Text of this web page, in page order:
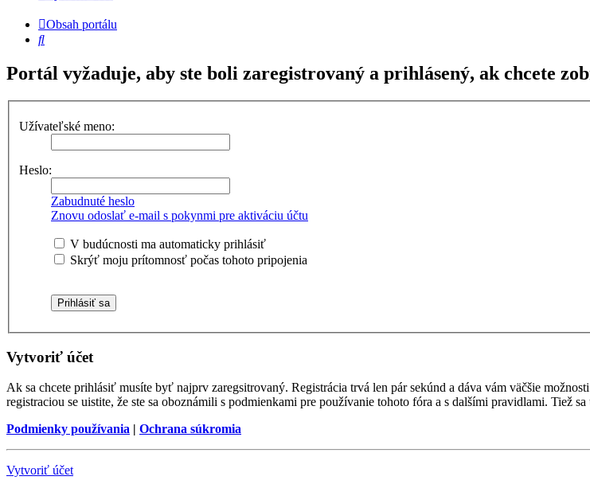
Obsah portálu
Hľadať
Portál vyžaduje, aby ste boli zaregistrovaný a prihlásený, ak chcete
Užívateľské meno:
Heslo:
Zabudnuté heslo
Znovu odoslať e-mail s pokynmi pre aktiváciu účtu
V budúcnosti ma automaticky prihlásiť
Skrýť moju prítomnosť počas tohoto pripojenia
Vytvoriť účet
Ak sa chcete prihlásiť musíte byť najprv zaregsitrovaný. Registrácia trvá len pár sekúnd a dáva vám väčšie
registraciou se uistite, že ste sa oboznámili s podmienkami pre používanie tohoto fóra a s dalšími pravidlami. Tiež
Podmienky používania | Ochrana súkromia
Vytvoriť účet